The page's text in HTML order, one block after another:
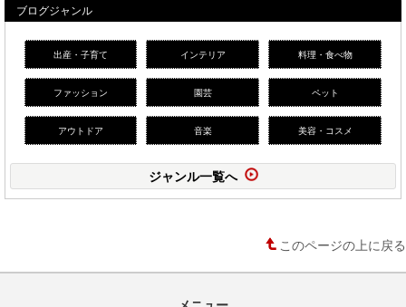
ブログジャンル
出産・子育て インテリア 料理・食べ物
ファッション 園芸 ペット
アウトドア 音楽 美容・コスメ
ジャンル一覧へ
このページの上に戻る